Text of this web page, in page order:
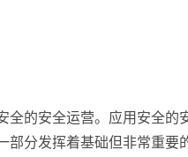
全的安全运营。应用安全
分发挥着基础但非常重